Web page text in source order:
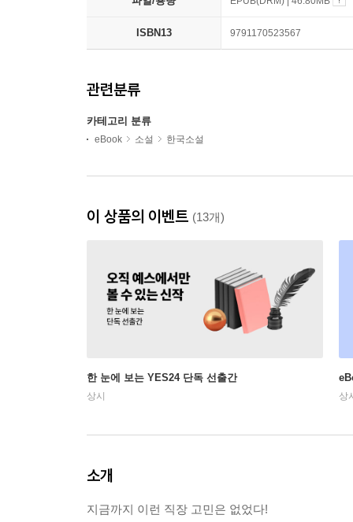
ISBN13 9791170523567
관련분류
카테고리 분류
eBook 소설 한국소설
이 상품의 이벤트 (13개)
한 눈에 보는 YES24 단독 선출간
상시 상
소개
지금까지 이런 직장 고민은 없었다!